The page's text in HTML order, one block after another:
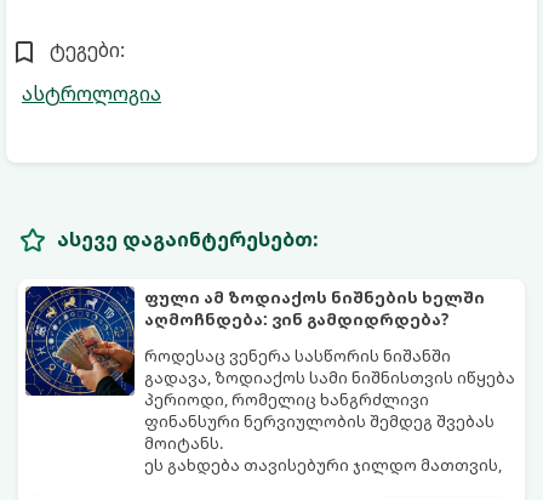
ტეგები:
ასტროლოგია
ასევე დაგაინტერესებთ:
ფული ამ ზოდიაქოს ნიშნების ხელში
აღმოჩნდება: ვინ გამდიდრდება?
როდესაც ვენერა სასწორის ნიშანში
გადავა, ზოდიაქოს სამი ნიშნისთვის იწყება
პერიოდი, რომელიც ხანგრძლივი
ფინანსური ნერვიულობის შემდეგ შვებას
მოიტანს.
ეს გახდება თავისებური ჯილდო მათთვის,